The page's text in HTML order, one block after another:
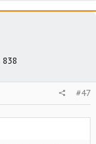
838
#47